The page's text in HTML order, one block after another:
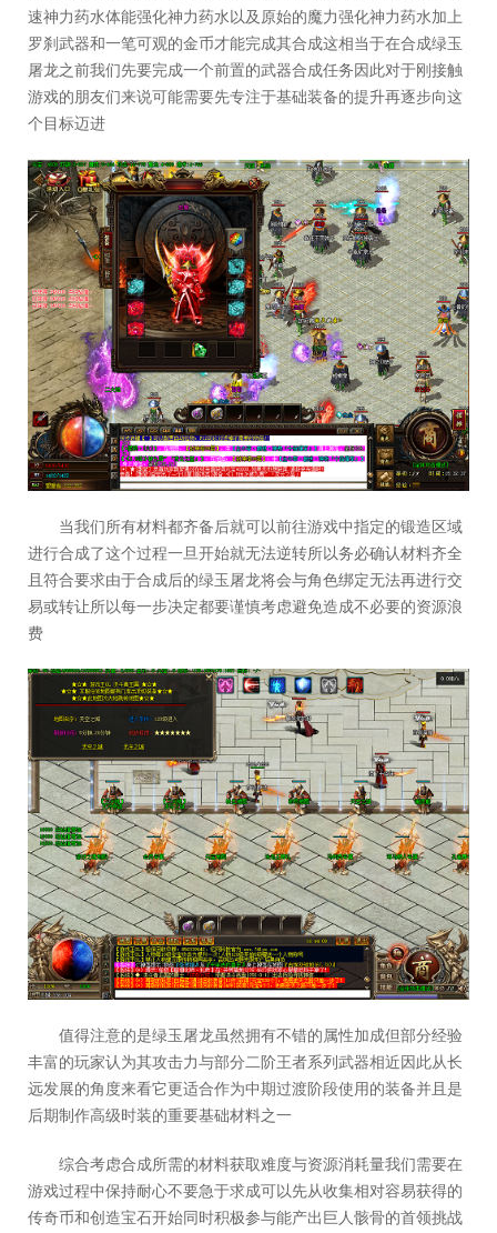
速神力药水体能强化神力药水以及原始的魔力强化神力药水加上
罗刹武器和一笔可观的金币才能完成其合成这相当于在合成绿玉
屠龙之前我们先要完成一个前置的武器合成任务因此对于刚接触
游戏的朋友们来说可能需要先专注于基础装备的提升再逐步向这
个目标迈进
当我们所有材料都齐备后就可以前往游戏中指定的锻造区域
进行合成了这个过程一旦开始就无法逆转所以务必确认材料齐全
且符合要求由于合成后的绿玉屠龙将会与角色绑定无法再进行交
易或转让所以每一步决定都要谨慎考虑避免造成不必要的资源浪
费
值得注意的是绿玉屠龙虽然拥有不错的属性加成但部分经验
丰富的玩家认为其攻击力与部分二阶王者系列武器相近因此从长
远发展的角度来看它更适合作为中期过渡阶段使用的装备并且是
后期制作高级时装的重要基础材料之一
综合考虑合成所需的材料获取难度与资源消耗量我们需要在
游戏过程中保持耐心不要急于求成可以先从收集相对容易获得的
传奇币和创造宝石开始同时积极参与能产出巨人骸骨的首领挑战